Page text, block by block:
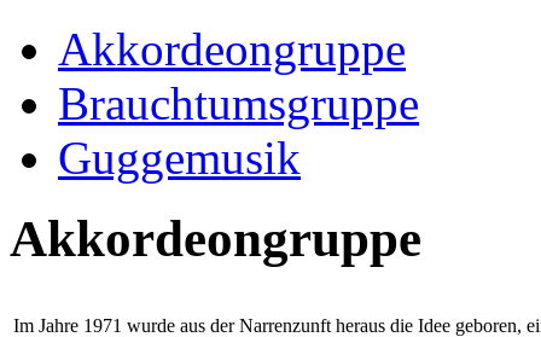
Akkordeongruppe
Brauchtumsgruppe
Guggemusik
Akkordeongruppe
Im Jahre 1971 wurde aus der Narrenzunft heraus die Idee geboren,